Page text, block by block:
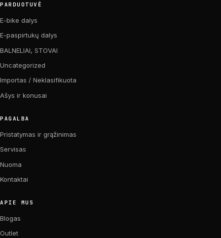
PARDUOTUVĖ
E-bike dalys
E-paspirtukų dalys
BALNELIAI, STOVAI
Uncategorized
Importas / Neklasifikuota
Ašys ir konusai
PAGALBA
Pristatymas ir grąžinimas
Servisas
Nuoma
Kontaktai
APIE MUS
Blogas
Outlet